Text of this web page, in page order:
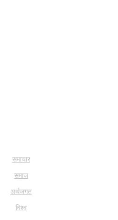
समाचार
समाज
अर्थजगत
विश्व